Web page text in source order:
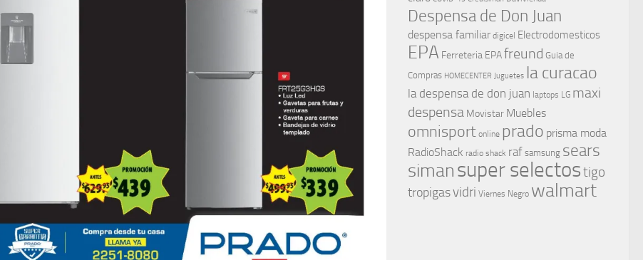
Despensa de Don Juan
despensa familiar digicel Electrodomesticos
EPA Ferreteria EPAfreund Guia de
Compras HOMECENTER Juguetes la curacao
la despensa de don juan laptops LG maxi
despensa Movistar Muebles
omnisport online prado prisma moda
RadioShack radio shack raf samsung sears
simansuper selectostigo
tropigasvidri Viernes Negro walmart